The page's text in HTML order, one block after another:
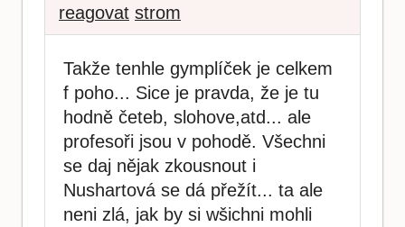
reagovat strom
Takže tenhle gymplíček je celkem
f poho... Sice je pravda, že je tu
hodně četeb, slohove,atd... ale
profesoři jsou v pohodě. Všechni
se daj nějak zkousnout i
Nushartová se dá přežít... ta ale
neni zlá, jak by si wšichni mohli